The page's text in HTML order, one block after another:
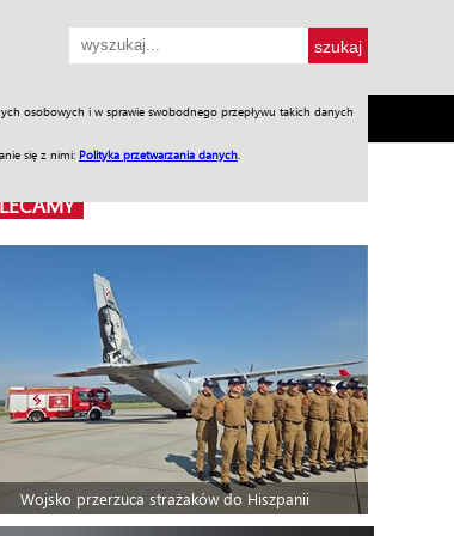
osobowych i w sprawie swobodnego przepływu takich danych
się z nimi: Polityka przetwarzania danych
Jednodniówki Praca w WIW
Wojsko przerzuca strażaków do Hiszpanii